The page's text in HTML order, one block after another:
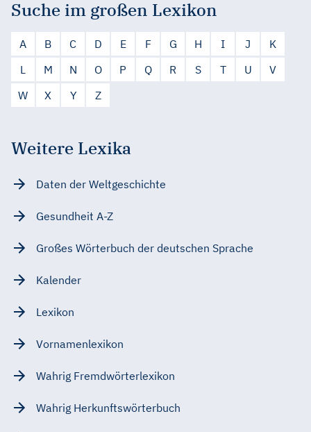
Suche im großen Lexikon
A B C D E F G H I J
K
L
M N O P Q R S T U
V
W
X Y Z
Weitere Lexika
Daten der Weltgeschichte
Gesundheit A-Z
Großes Wörterbuch der deutschen Sprache
Kalender
Lexikon
Vornamenlexikon
Wahrig Fremdwörterlexikon
Wahrig Herkunftswörterbuch